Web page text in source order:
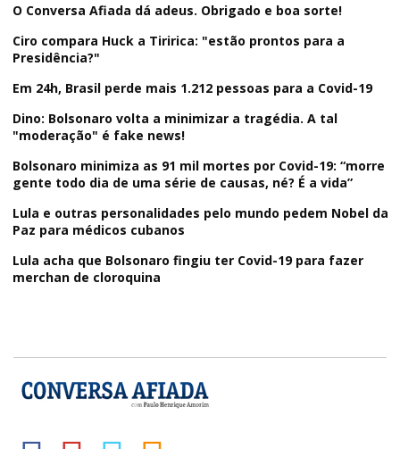
O Conversa Afiada dá adeus. Obrigado e boa sorte!
Ciro compara Huck a Tiririca: "estão prontos para a
Presidência?"
Em 24h, Brasil perde mais 1.212 pessoas para a Covid-19
Dino: Bolsonaro volta a minimizar a tragédia. A tal
"moderação" é fake news!
Bolsonaro minimiza as 91 mil mortes por Covid-19: “morre
gente todo dia de uma série de causas, né? É a vida”
Lula e outras personalidades pelo mundo pedem Nobel da
Paz para médicos cubanos
Lula acha que Bolsonaro fingiu ter Covid-19 para fazer
merchan de cloroquina